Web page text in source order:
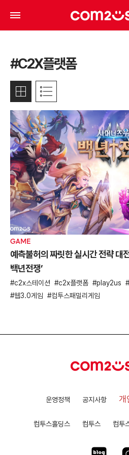
#C2X플랫폼
GAME
예측불허의 짜릿한 실시간 전략 대
백년전쟁’
c2x스테이션 c2x플랫폼 play2us
웹3.0게임
컴투스패밀리게임
운영정책 공지사항 개
컴투스홀딩스 컴투스 컴투